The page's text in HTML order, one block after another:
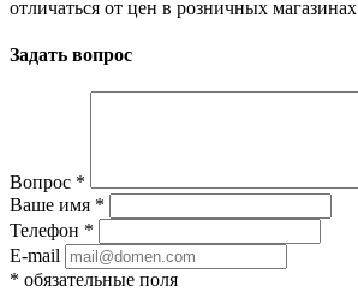
отличаться от цен в розничных магазинах
Задать вопрос
Вопрос *
Ваше имя *
Телефон *
E-mail
* обязательные поля